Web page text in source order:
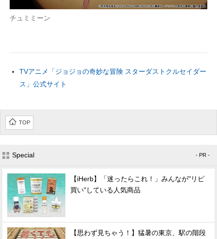
チュミミーン
TVアニメ「ジョジョの奇妙な冒険 スターダストクルセイダー
ス」公式サイト
TOP
Special - PR -
【iHerb】「迷ったらこれ！」みんなが"リピ
買い"している人気商品
【思わず見ちゃう！】猛暑の東京、駅の階段